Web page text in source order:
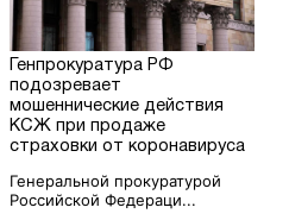
Генпрокуратура РФ
подозревает
мошеннические действия
КСЖ при продаже
страховки от коронавируса
Генеральной прокуратурой
Российской Федераци...